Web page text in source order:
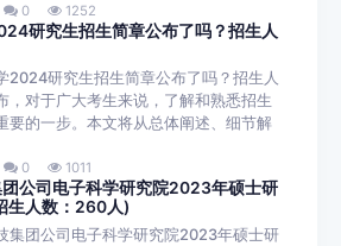
0 1252
研究生招生简章公布了吗？招生人
2024研究生招生简章公布了吗？招生人
，对于广大考生来说，了解和熟悉招生
要的一步。本文将从总体阐述、细节解
0 1011
公司电子科学研究院2023年硕士研
生人数：260人)
集团公司电子科学研究院2023年硕士研